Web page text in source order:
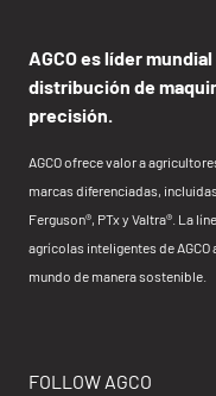
AGCO es líder
distribución de
precisión.
AGCO ofrece valor a
marcas diferenciadas,
Ferguson®, PTx y Valtra®. La
agrícolas inteligentes de
mundo de manera sostenible.
FOLLOW AGCO